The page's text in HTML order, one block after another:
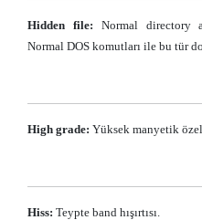
Hidden file: Normal directory
Normal DOS komutları ile bu tür
High grade: Yüksek manyetik
Hiss: Teypte band hışırtısı.